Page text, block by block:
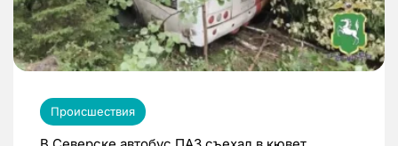
Происшествия